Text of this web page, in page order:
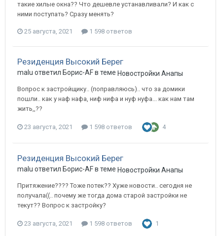
такие хилые окна?? Что дешевле устанавливали? И как с
ними поступать? Сразу менять?
25 августа, 2021 1 598 ответов
Резиденция Высокий Берег
malu ответил Борис-AF в теме Новостройки Анапы
Вопрос к застройщику.. (поправляюсь).. что за домики
пошли.. как у наф нафа, ниф нифа и нуф нуфа... как нам там
жить,,??
23 августа, 2021 1 598 ответов 4
Резиденция Высокий Берег
malu ответил Борис-AF в теме Новостройки Анапы
Притяжение???? Тоже потек?? Хуже новости.. сегодня не
получала((.. почему же тогда дома старой застройки не
текут?? Вопрос к застройку?
23 августа, 2021 1 598 ответов 1